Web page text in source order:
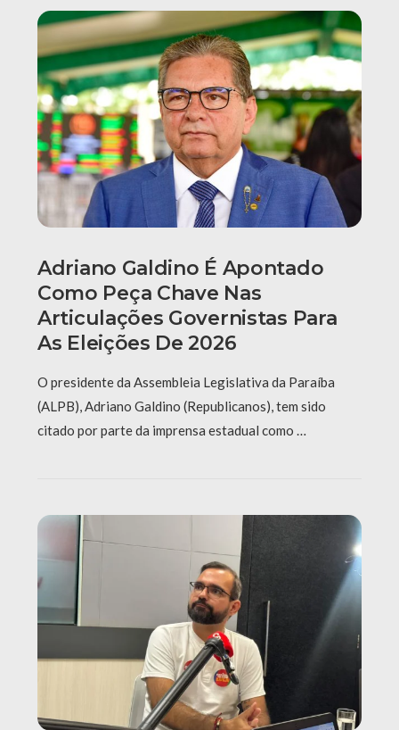
Adriano Galdino É Apontado
Como Peça Chave Nas
Articulações Governistas Para
As Eleições De 2026
O presidente da Assembleia Legislativa da Paraíba
(ALPB), Adriano Galdino (Republicanos), tem sido
citado por parte da imprensa estadual como …